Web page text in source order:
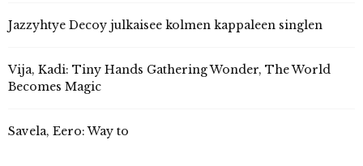
Jazzyhtye Decoy julkaisee kolmen kappaleen singlen
Vija, Kadi: Tiny Hands Gathering Wonder, The World
Becomes Magic
Savela, Eero: Way to